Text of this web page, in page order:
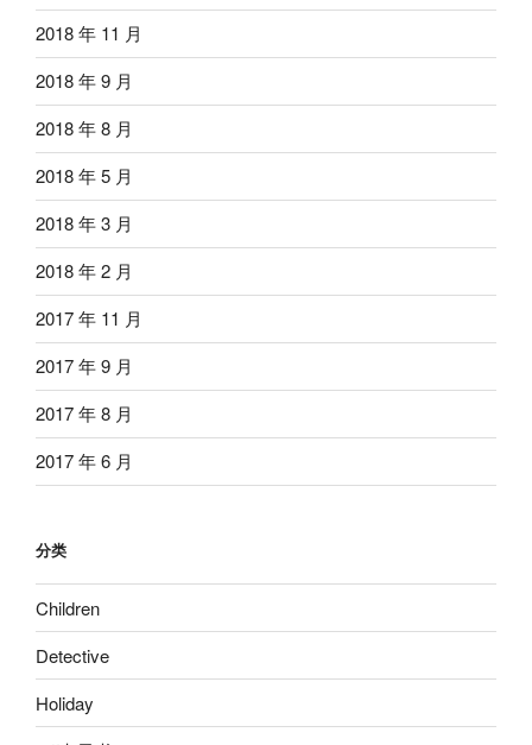
2018 年 11 月
2018 年 9 月
2018 年 8 月
2018 年 5 月
2018 年 3 月
2018 年 2 月
2017 年 11 月
2017 年 9 月
2017 年 8 月
2017 年 6 月
分类
Children
Detective
Holiday